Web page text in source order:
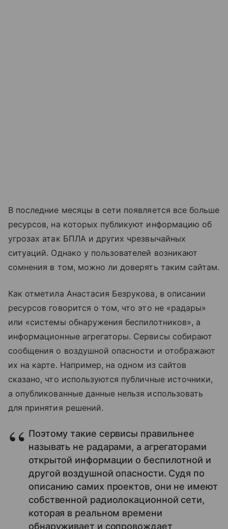
В последние месяцы в сети появляется все больше
ресурсов, на которых публикуют информацию об
угрозах атак БПЛА и других чрезвычайных
ситуаций. Однако у пользователей возникают
сомнения в том, можно ли доверять таким сайтам.
Как отметила Анастасия Безрукова, в описании
ресурсов говорится о том, что это не «радары»
или «системы обнаружения беспилотников», а
информационные агрегаторы. Сервисы собирают
сообщения о воздушной опасности и отображают
их на карте. Например, на одном из сайтов
сказано, что используются публичные источники,
а опубликованные данные нельзя использовать
для принятия решений.
Поэтому такие сервисы правильнее
называть не радарами, а агрегаторами
открытой информации о беспилотной и
другой воздушной опасности. Судя по
описанию самих проектов, они не имеют
собственной радиолокационной сети,
которая в реальном времени
обнаруживает и сопровождает